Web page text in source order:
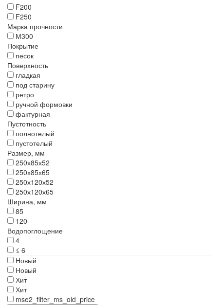
F200
F250
Марка прочности
М300
Покрытие
песок
Поверхность
гладкая
под старину
ретро
ручной формовки
фактурная
Пустотность
полнотелый
пустотелый
Размер, мм
250х85х52
250х85х65
250х120х52
250х120х65
Ширина, мм
85
120
Водопоглощение
4
≤ 6
Новый
Новый
Хит
Хит
mse2_filter_ms_old_price